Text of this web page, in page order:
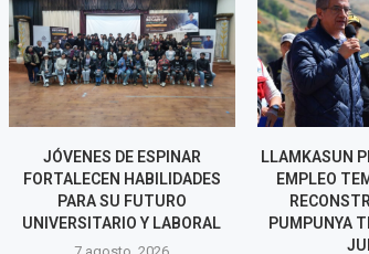
JÓVENES DE ESPINAR
FORTALECEN HABILIDADES
PARA SU FUTURO
UNIVERSITARIO Y LABORAL
LLAMKASUN
EMPLEO
PUMPUNYA